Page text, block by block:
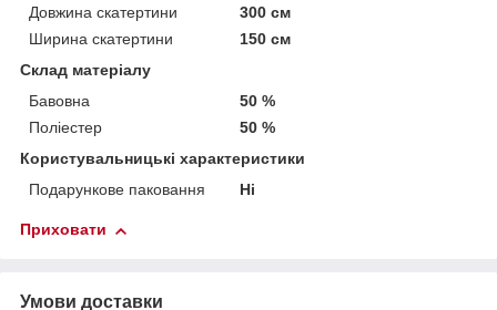
Довжина скатертини
300 см
Ширина скатертини
150 см
Склад матеріалу
Бавовна
50 %
Поліестер
50 %
Користувальницькі характеристики
Подарункове паковання
Ні
Приховати
Умови доставки